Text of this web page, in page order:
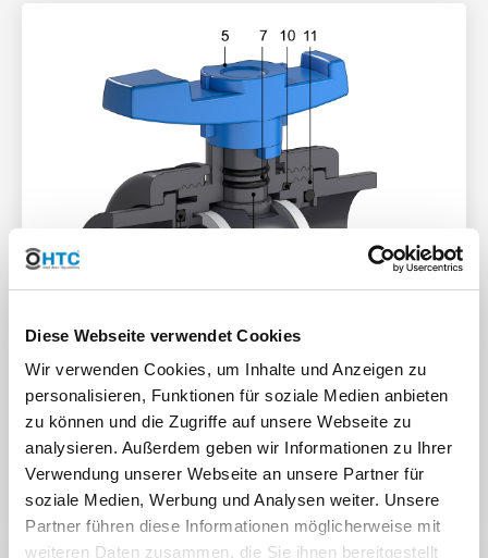
Diese Webseite verwendet Cookies
Wir verwenden Cookies, um Inhalte und Anzeigen zu
personalisieren, Funktionen für soziale Medien anbieten
zu können und die Zugriffe auf unsere Webseite zu
analysieren. Außerdem geben wir Informationen zu Ihrer
Verwendung unserer Webseite an unsere Partner für
soziale Medien, Werbung und Analysen weiter. Unsere
Partner führen diese Informationen möglicherweise mit
weiteren Daten zusammen, die Sie ihnen bereitgestellt
Ersatzteile